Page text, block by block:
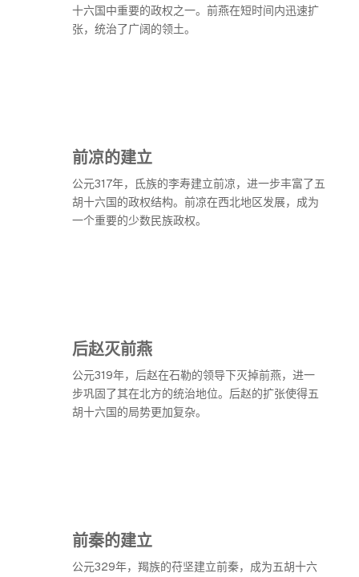
十六国中重要的政权之一。前燕在短时间内迅速扩
张，统治了广阔的领土。
前凉的建立
公元317年，氐族的李寿建立前凉，进一步丰富了五
胡十六国的政权结构。前凉在西北地区发展，成为
一个重要的少数民族政权。
后赵灭前燕
公元319年，后赵在石勒的领导下灭掉前燕，进一
步巩固了其在北方的统治地位。后赵的扩张使得五
胡十六国的局势更加复杂。
前秦的建立
公元329年，羯族的苻坚建立前秦，成为五胡十六